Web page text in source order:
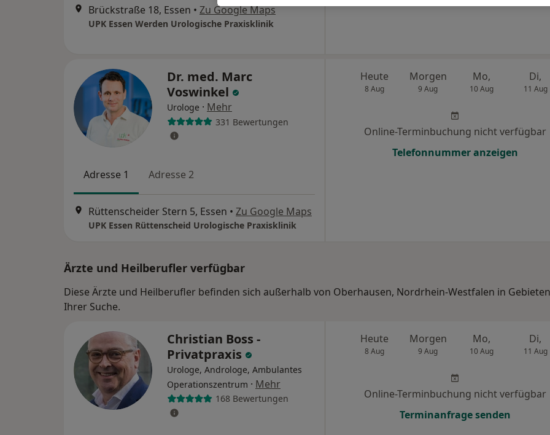
Brückstraße 18, Essen • Zu Google Maps
UPK Essen Werden Urologische Praxisklinik
Dr. med. Marc
Voswinkel
Urologe · Mehr
331 Bewertungen
Adresse 1 Adresse 2
Rüttenscheider Stern 5, Essen • Zu Google Maps
UPK Essen Rüttenscheid Urologische Praxisklinik
Heute
8 Aug
Morgen
9 Aug
Mo,
10 Aug
Di,
11 Aug
Online-Terminbuchung nicht verfügbar
Telefonnummer anzeigen
Ärzte und Heilberufler verfügbar
Diese Ärzte und Heilberufler befinden sich außerhalb von Oberhausen, Nordrhein-Westfalen in
Ihrer Suche.
Christian Boss -
Privatpraxis
Urologe, Androloge, Ambulantes
Operationszentrum · Mehr
168 Bewertungen
Heute
8 Aug
Morgen
9 Aug
Mo,
10 Aug
Di,
11 Aug
Online-Terminbuchung nicht verfügbar
Terminanfrage senden